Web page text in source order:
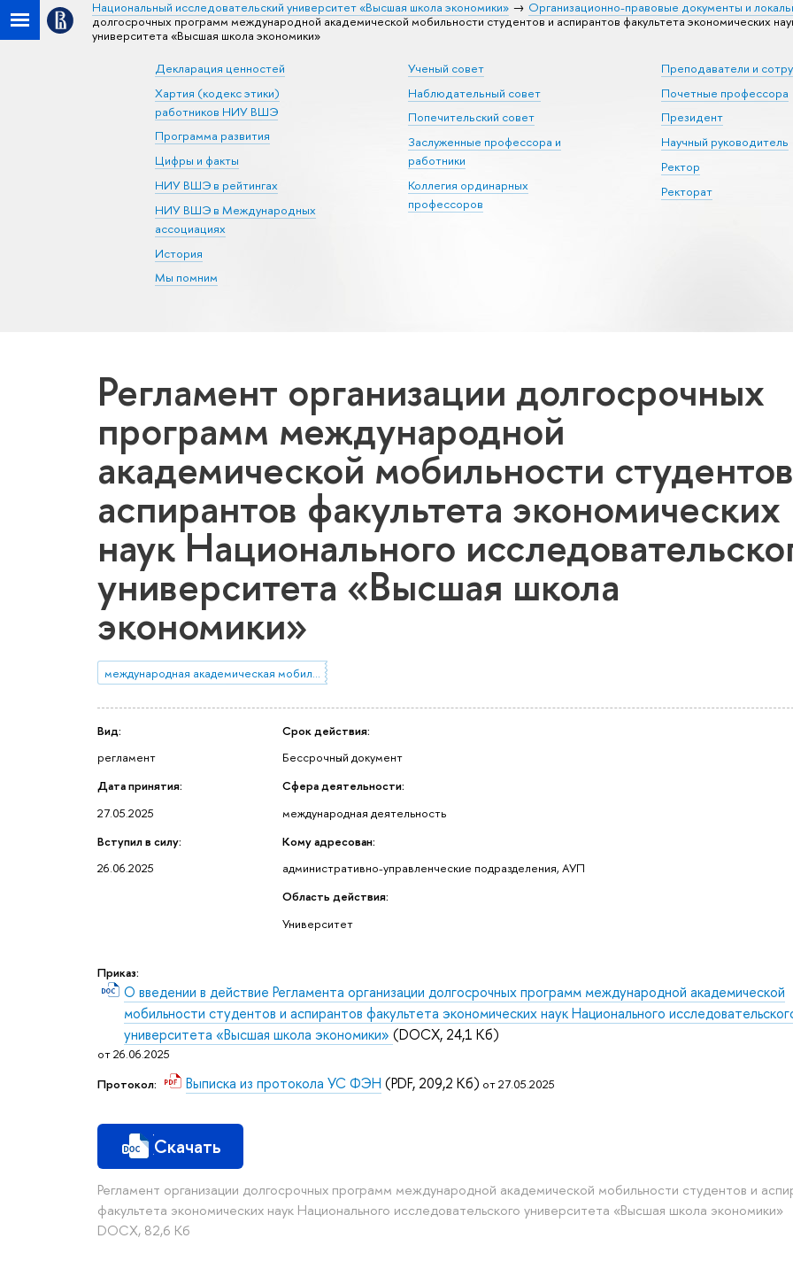
Национальный исследовательский университет «Высшая школа экономики» Организационно-правовые документы и
долгосрочных программ международной академической мобильности студентов и аспирантов факультета экономических
университета «Высшая школа экономики»
Декларация ценностей
Хартия (кодекс этики)
работников НИУ ВШЭ
Программа развития
Цифры и факты
НИУ ВШЭ в рейтингах
НИУ ВШЭ в Международных
ассоциациях
История
Мы помним
Ученый совет
Наблюдательный совет
Попечительский совет
Заслуженные профессора и
работники
Коллегия ординарных
профессоров
Преподаватели и
Почетные профессора
Президент
Научный руководитель
Ректор
Ректорат
Регламент организации долгосрочных
программ международной
академической мобильности
аспирантов факультета экономических
наук Национального
университета «Высшая школа
экономики»
Вид:
регламент
Дата принятия:
27.05.2025
Вступил в силу:
26.06.2025
Срок действия:
Бессрочный документ
Сфера деятельности:
международная деятельность
Кому адресован:
административно-управленческие подразделения, АУП
Область действия:
Университет
Приказ:
О введении в действие Регламента организации долгосрочных программ международной академической
мобильности студентов и аспирантов факультета экономических наук Национального
университета «Высшая школа экономики» (DOCX, 24,1 Кб)
от 26.06.2025
Протокол:
Выписка из протокола УС ФЭН (PDF, 209,2 Кб) от 27.05.2025
Скачать
Регламент организации долгосрочных программ международной академической мобильности студентов и
факультета экономических наук Национального исследовательского университета «Высшая школа экономики»
DOCX, 82,6 Кб